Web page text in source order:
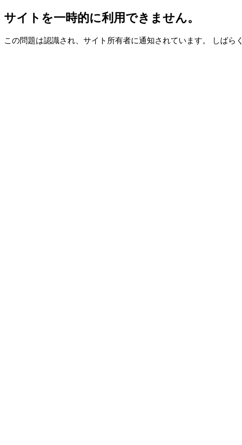
サイトを一時的に利用できません。
この問題は認識され、サイト所有者に通知されています。 しばら